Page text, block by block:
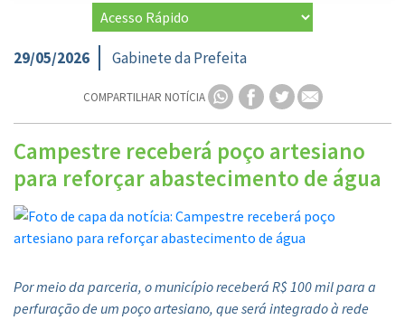
29/05/2026 Gabinete da Prefeita
COMPARTILHAR NOTÍCIA
Campestre receberá poço artesiano
para reforçar abastecimento de água
Por meio da parceria, o município receberá R$ 100 mil para a
perfuração de um poço artesiano, que será integrado à rede